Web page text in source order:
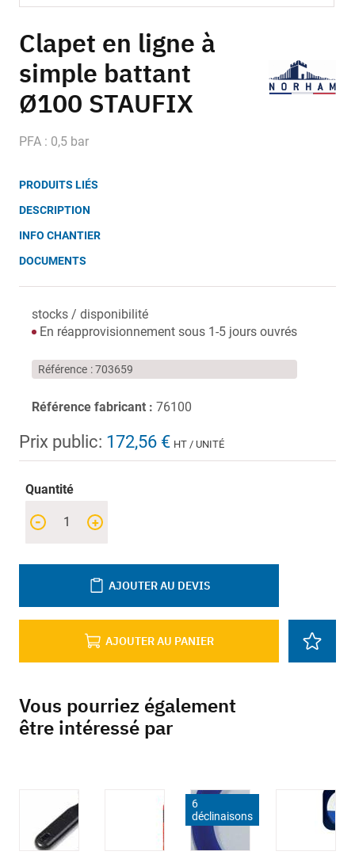
to
the
beginning
of
the
gallery
Clapet en ligne à
simple battant
Ø100 STAUFIX
PFA : 0,5 bar
PRODUITS LIÉS
DESCRIPTION
INFO CHANTIER
DOCUMENTS
stocks / disponibilité
En réapprovisionnement sous 1-5 jours ouvrés
Référence 703659
Référence fabricant : 76100
Prix public: 172,56 € HT / UNITÉ
Quantité
+
-
AJOUTER AU PANIER
AJOUTER AU DEVIS
Vous pourriez également
être intéressé par
6
déclinaisons